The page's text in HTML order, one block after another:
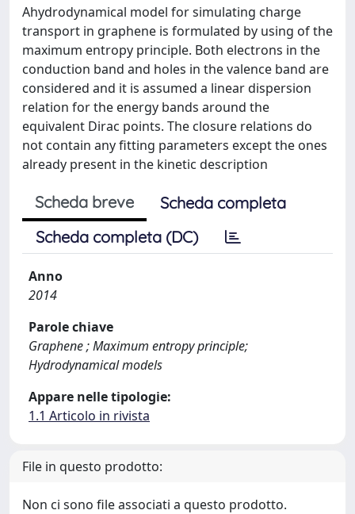
Ahydrodynamical model for simulating charge
transport in graphene is formulated by using of the
maximum entropy principle. Both electrons in the
conduction band and holes in the valence band are
considered and it is assumed a linear dispersion
relation for the energy bands around the
equivalent Dirac points. The closure relations do
not contain any fitting parameters except the ones
already present in the kinetic description
Scheda breve
Scheda completa
Scheda completa (DC)
Anno
2014
Parole chiave
Graphene ; Maximum entropy principle;
Hydrodynamical models
Appare nelle tipologie:
1.1 Articolo in rivista
File in questo prodotto:
Non ci sono file associati a questo prodotto.